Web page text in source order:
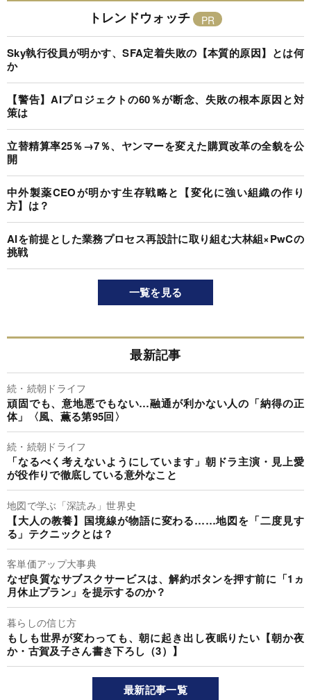
トレンドウォッチ
Sky執行役員が明かす、SFA定着失敗の【本質的原因】とは何
か
【警告】AIプロジェクトの60％が断念、失敗の根本原因と対
策は
立替精算率25％→7％、ヤンマーを変えた購買改革の全貌を公
開
中外製薬CEOが明かす生存戦略と【変化に強い組織の作り
方】は？
AIを前提とした業務プロセス再設計に取り組む大林組×PwCの
挑戦
一覧を見る
最新記事
続・続朝ドライフ
頑固でも、意地悪でもない…融通が利かない人の「納得の正
体」〈風、薫る第95回〉
続・続朝ドライフ
「なるべく考えないようにしています」朝ドラ主演・見上愛
が役作りで徹底している意外なこと
地図で学ぶ「深読み」世界史
【大人の教養】国境線が物語に変わる……地図を「二度見す
る」テクニックとは？
客単価アップ大事典
なぜ良質なサブスクサービスは、解約ボタンを押す前に「1ヵ
月休止プラン」を提示するのか？
暮らしの信じ方
もしも世界が変わっても、朝に起き出し夜眠りたい【朝か夜
か・古賀及子さん書き下ろし（3）】
最新記事一覧